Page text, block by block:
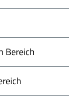
Bereich